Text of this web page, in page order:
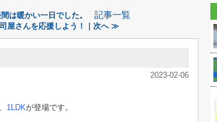
は暖かい一日でした。 記事一覧
屋さんを応援しよう！｜次へ ≫
2023-02-06
1LDKが登場です。